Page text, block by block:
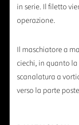
in serie. Il filetto
operazione.
Il maschiatore a
ciechi, in quanto
scanalatura a
verso la parte